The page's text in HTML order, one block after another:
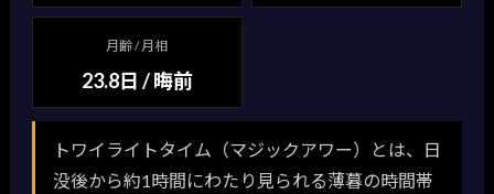
月齢 / 月相
23.8日 / 晦前
トワイライトタイム（マジックアワー）とは、日
没後から約1時間にわたり見られる薄暮の時間帯